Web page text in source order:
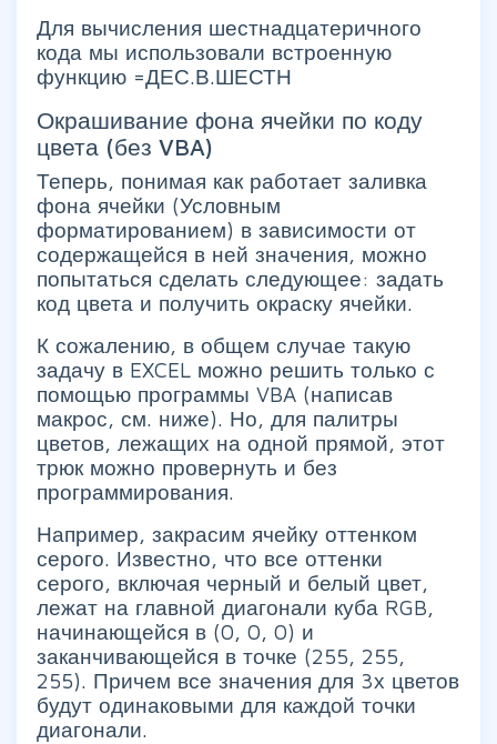
Для вычисления шестнадцатеричного
кода мы использовали встроенную
функцию =ДЕС.В.ШЕСТН
Окрашивание фона ячейки по коду
цвета (без VBA)
Теперь, понимая как работает заливка
фона ячейки (Условным
форматированием) в зависимости от
содержащейся в ней значения, можно
попытаться сделать следующее: задать
код цвета и получить окраску ячейки.
К сожалению, в общем случае такую
задачу в EXCEL можно решить только с
помощью программы VBA (написав
макрос, см. ниже). Но, для палитры
цветов, лежащих на одной прямой, этот
трюк можно провернуть и без
программирования.
Например, закрасим ячейку оттенком
серого. Известно, что все оттенки
серого, включая черный и белый цвет,
лежат на главной диагонали куба RGB,
начинающейся в (0, 0, 0) и
заканчивающейся в точке (255, 255,
255). Причем все значения для 3х цветов
будут одинаковыми для каждой точки
диагонали.